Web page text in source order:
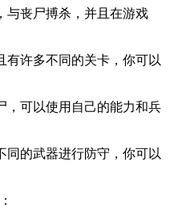
与丧尸搏杀，并且在游戏
有许多不同的关卡，你可以
，可以使用自己的能力和兵
同的武器进行防守，你可以